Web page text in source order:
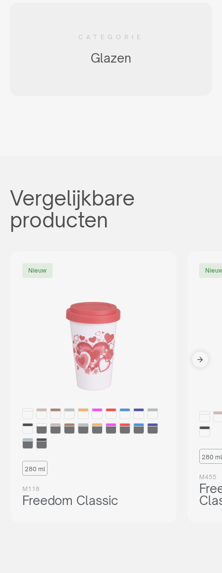
CATEGORIE
Glazen
Vergelijkbare
producten
Nieuw
280 ml
M118
Freedom Classic
280 ml
M455